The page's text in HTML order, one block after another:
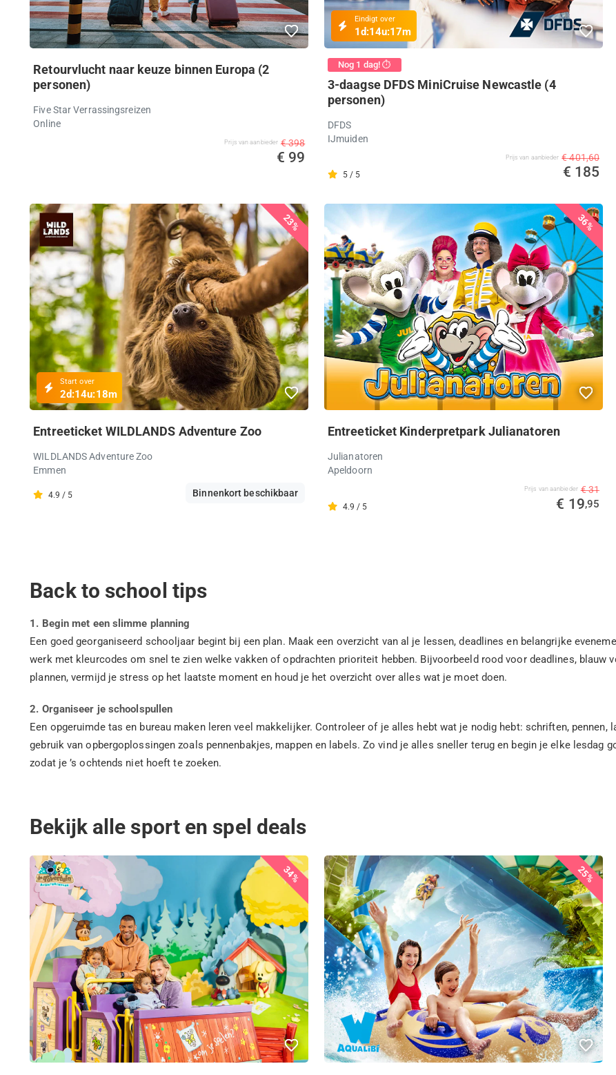
Retourvlucht naar keuze binnen Europa (2
personen)
Five Star Verrassingsreizen
Online
Prijs van aanbieder € 398
€ 99
Eindigt over
1d:14u:17m
Nog 1 dag! ⏱️
3-daagse DFDS MiniCruise Newcastle (4
personen)
DFDS
IJmuiden
5 / 5
Prijs van aanbieder € 401,60
€ 185
23%
Start over
2d:14u:18m
Entreeticket WILDLANDS Adventure Zoo
WILDLANDS Adventure Zoo
Emmen
4.9 / 5 Binnenkort beschikbaar
36%
Entreeticket Kinderpretpark Julianatoren
Julianatoren
Apeldoorn
4.9 / 5
Prijs van aanbieder € 31
€ 19,95
Back to school tips
1. Begin met een slimme planning
Een goed georganiseerd schooljaar begint bij een plan. Maak een overzicht van al je lessen, deadlines en belangrijke
werk met kleurcodes om snel te zien welke vakken of opdrachten prioriteit hebben. Bijvoorbeeld rood voor deadlines,
plannen, vermijd je stress op het laatste moment en houd je het overzicht over alles wat je moet doen.
2. Organiseer je schoolspullen
Een opgeruimde tas en bureau maken leren veel makkelijker. Controleer of je alles hebt wat je nodig hebt: schriften, pennen,
gebruik van opbergoplossingen zoals pennenbakjes, mappen en labels. Zo vind je alles sneller terug en begin je elke lesdag
zodat je ’s ochtends niet hoeft te zoeken.
Bekijk alle sport en spel deals
34% 25%